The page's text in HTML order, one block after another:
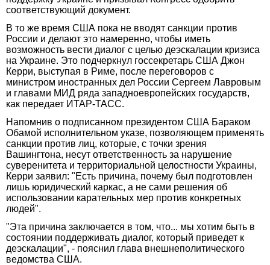
соответствующий документ.
В то же время США пока не вводят санкции против
России и делают это намеренно, чтобы иметь
возможность вести диалог с целью деэскалации кризиса
на Украине. Это подчеркнул госсекретарь США Джон
Керри, выступая в Риме, после переговоров с
министром иностранных дел России Сергеем Лавровым
и главами МИД ряда западноевропейских государств,
как передает ИТАР-ТАСС.
Напомнив о подписанном президентом США Бараком
Обамой исполнительном указе, позволяющем применять
санкции против лиц, которые, с точки зрения
Вашингтона, несут ответственность за нарушение
суверенитета и территориальной целостности Украины,
Керри заявил: "Есть причина, почему был подготовлен
лишь юридический каркас, а не сами решения об
использовании карательных мер против конкретных
людей".
"Эта причина заключается в том, что... мы хотим быть в
состоянии поддерживать диалог, который приведет к
деэскалации", - пояснил глава внешнеполитического
ведомства США.